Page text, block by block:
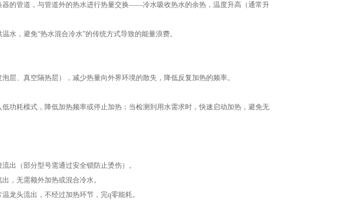
的管道，与管道外的热水进行热量交换——冷水吸收热水的余热，温度升高（通常升
，避免“热水混合冷水”的传统方式导致的能量浪费。
、真空隔热层），减少热量向外界环境的散失，降低反复加热的频率。
耗模式，降低加热频率或停止加热；当检测到用水需求时，快速启动加热，避免无
（部分型号需通过安全锁防止烫伤）。
，无需额外加热或混合冷水。
头流出，不经过加热环节，完q零能耗。